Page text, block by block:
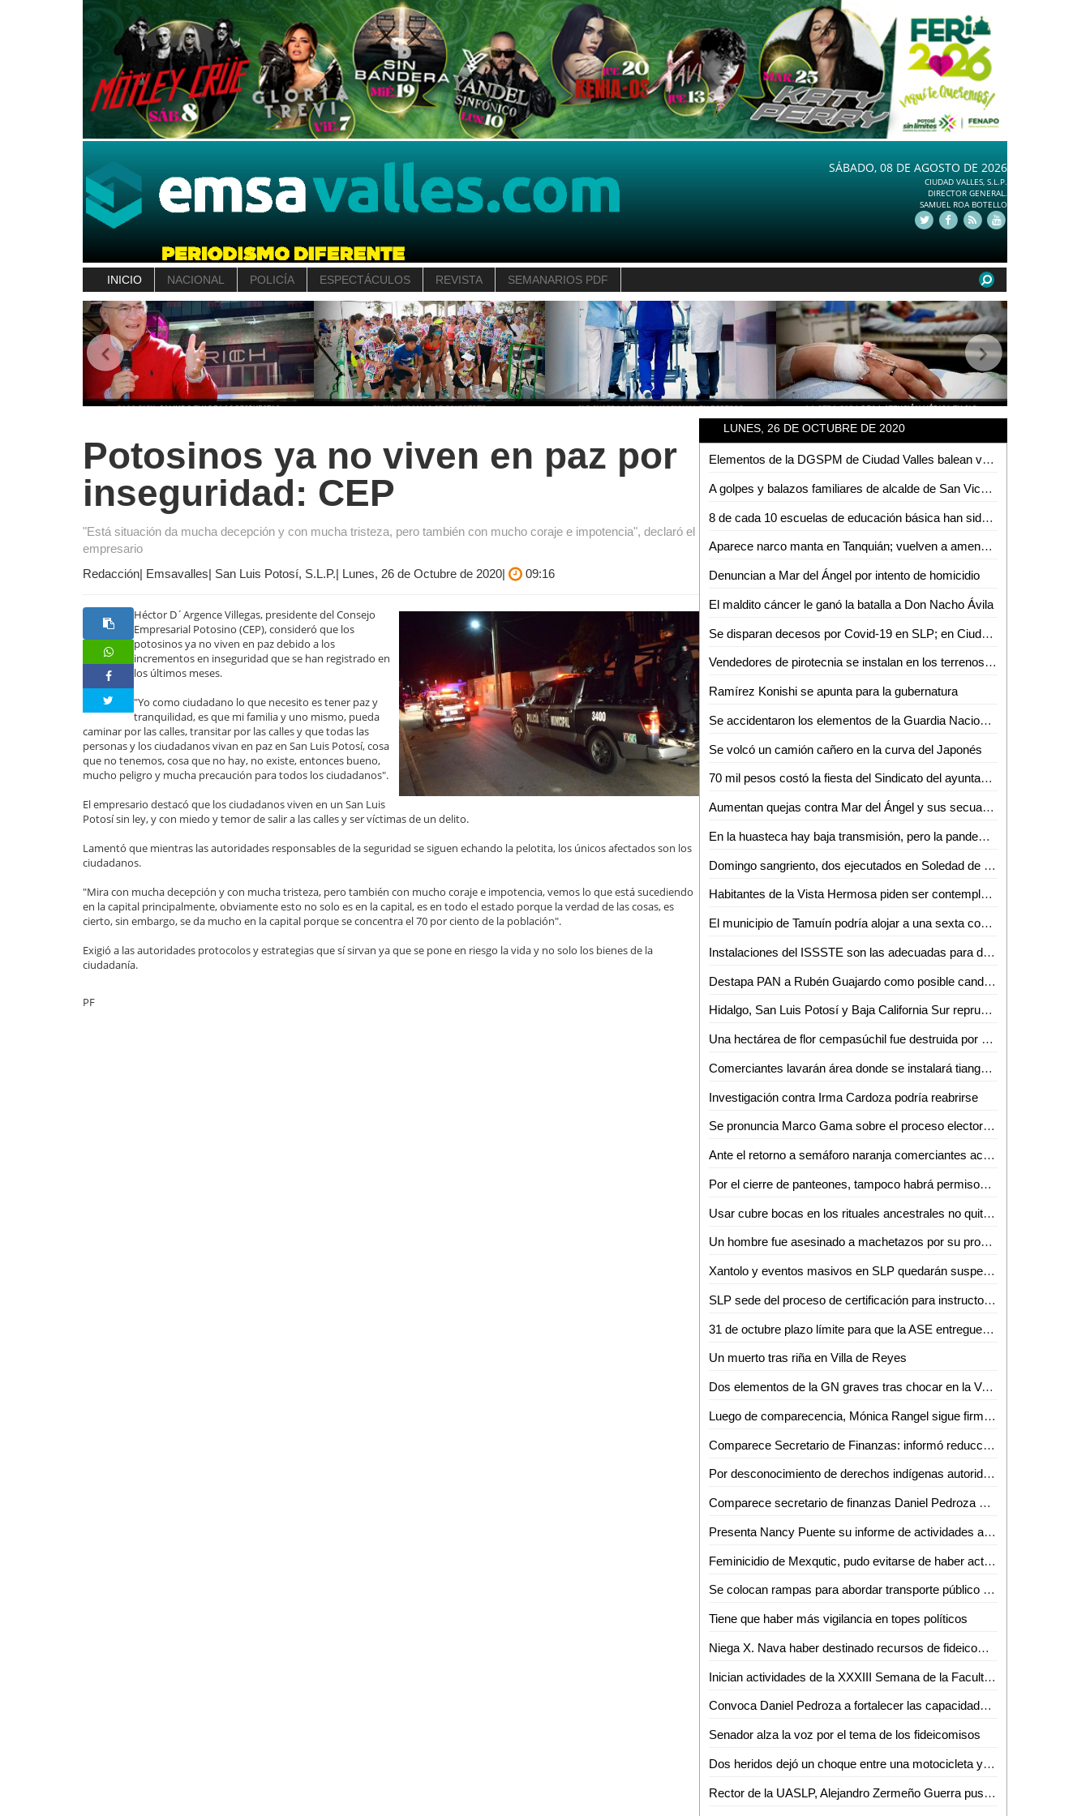
SÁBADO, 08 DE AGOSTO DE 2026
CIUDAD VALLES, S.L.P.
DIRECTOR GENERAL.
SAMUEL ROA BOTELLO
INICIO NACIONAL POLICÍA ESPECTÁCULOS REVISTA SEMANARIOS PDF
Potosinos ya no viven en paz por
inseguridad: CEP
"Está situación da mucha decepción y con mucha tristeza, pero también con mucho coraje e impotencia", declaró el
empresario
Redacción| Emsavalles| San Luis Potosí, S.L.P.| Lunes, 26 de Octubre de 2020|
09:16
Héctor D´Argence Villegas, presidente del Consejo
Empresarial Potosino (CEP), consideró que los
potosinos ya no viven en paz debido a los
incrementos en inseguridad que se han registrado en
los últimos meses.
"Yo como ciudadano lo que necesito es tener paz y
tranquilidad, es que mi familia y uno mismo, pueda
caminar por las calles, transitar por las calles y que todas las
personas y los ciudadanos vivan en paz en San Luis Potosí, cosa
que no tenemos, cosa que no hay, no existe, entonces bueno,
mucho peligro y mucha precaución para todos los ciudadanos".
El empresario destacó que los ciudadanos viven en un San Luis
Potosí sin ley, y con miedo y temor de salir a las calles y ser víctimas de un delito.
Lamentó que mientras las autoridades responsables de la seguridad se siguen echando la pelotita, los únicos afectados son los
ciudadanos.
"Mira con mucha decepción y con mucha tristeza, pero también con mucho coraje e impotencia, vemos lo que está sucediendo
en la capital principalmente, obviamente esto no solo es en la capital, es en todo el estado porque la verdad de las cosas, es
cierto, sin embargo, se da mucho en la capital porque se concentra el 70 por ciento de la población".
Exigió a las autoridades protocolos y estrategias que sí sirvan ya que se pone en riesgo la vida y no solo los bienes de la
ciudadanía.
PF
LUNES, 26 DE OCTUBRE DE 2020
Elementos de la DGSPM de Ciudad Valles balean vehículo en la colonia Solidaridad
A golpes y balazos familiares de alcalde de San Vicente, amedrentan a sujeto que se manifestaba
8 de cada 10 escuelas de educación básica han sido mejoradas durante la actual administración: Joel Ramírez
Aparece narco manta en Tanquián; vuelven a amenazar a la familia Soni, entre otros
Denuncian a Mar del Ángel por intento de homicidio
El maldito cáncer le ganó la batalla a Don Nacho Ávila
Se disparan decesos por Covid-19 en SLP; en Ciudad Valles se triplican los contagios
Vendedores de pirotecnia se instalan en los terrenos de Ciro Purata
Ramírez Konishi se apunta para la gubernatura
Se accidentaron los elementos de la Guardia Nacional; 5 heridos
Se volcó un camión cañero en la curva del Japonés
70 mil pesos costó la fiesta del Sindicato del ayuntamiento de Ciudad Valles
Aumentan quejas contra Mar del Ángel y sus secuaces
En la huasteca hay baja transmisión, pero la pandemia es asincrónica y asimétrica: Luztow
Domingo sangriento, dos ejecutados en Soledad de Graciano Sánchez
Habitantes de la Vista Hermosa piden ser contemplados por la DAPAS en tomas de drenaje
El municipio de Tamuín podría alojar a una sexta comandancia militar
Instalaciones del ISSSTE son las adecuadas para desarrollar un buen trabajo
Destapa PAN a Rubén Guajardo como posible candidato a la alcaldía capitalina
Hidalgo, San Luis Potosí y Baja California Sur reprueban en reinserción social
Una hectárea de flor cempasúchil fue destruida por evento de los razers en la zona tének
Comerciantes lavarán área donde se instalará tianguis de día de muertos
Investigación contra Irma Cardoza podría reabrirse
Se pronuncia Marco Gama sobre el proceso electoral rumbo al 2021
Ante el retorno a semáforo naranja comerciantes acatarán medidas de sanidad
Por el cierre de panteones, tampoco habrá permisos para el comercio informal
Usar cubre bocas en los rituales ancestrales no quitará las tradiciones en la zona tének: Doroteo Hernández
Un hombre fue asesinado a machetazos por su propio hermano en Ébano
Xantolo y eventos masivos en SLP quedarán suspendidos
SLP sede del proceso de certificación para instructor-evaluador en competencias básicas de la función policial
31 de octubre plazo límite para que la ASE entregue informes de los 114 entes auditables
Un muerto tras riña en Villa de Reyes
Dos elementos de la GN graves tras chocar en la Valles-El Naranjo
Luego de comparecencia, Mónica Rangel sigue firme en los SSA de SLP: J. Manuel Carreras
Comparece Secretario de Finanzas: informó reducción de la deuda bancaria
Por desconocimiento de derechos indígenas autoridades permiten eventos en la zona tének
Comparece secretario de finanzas Daniel Pedroza ante diputados de la comisión de desarrollo económico
Presenta Nancy Puente su informe de actividades al frente del DIF municipal
Feminicidio de Mexqutic, pudo evitarse de haber actuado la FGE de SLP a tiempo: Marité Hernández
Se colocan rampas para abordar transporte público en Ciclovía Carranza
Tiene que haber más vigilancia en topes políticos
Niega X. Nava haber destinado recursos de fideicomisos federales para abatir la pandemia en la capital
Inician actividades de la XXXIII Semana de la Facultad de Ciencias Químicas de la UASLP
Convoca Daniel Pedroza a fortalecer las capacidades institucionales y financieras para hacer frente a los desafíos presupuestales
Senador alza la voz por el tema de los fideicomisos
Dos heridos dejó un choque entre una motocicleta y un triciclo
Rector de la UASLP, Alejandro Zermeño Guerra puso en marcha, Primera Jornada Internacional de Ciberseguridad